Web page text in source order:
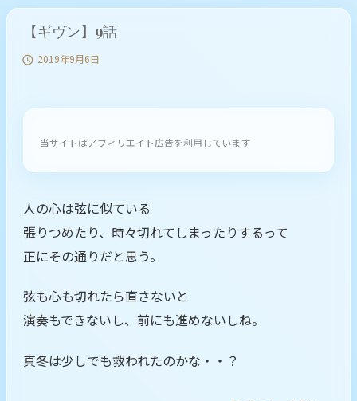
【ギヴン】9話
 2019年9月6日
当サイトはアフィリエイト広告を利用しています
人の心は弦に似ている
張りつめたり、時々切れてしまったりするって
正にその通りだと思う。
弦も心も切れたら直さないと
演奏もできないし、前にも進めないしね。
真冬は少しでも救われたのかな・・？